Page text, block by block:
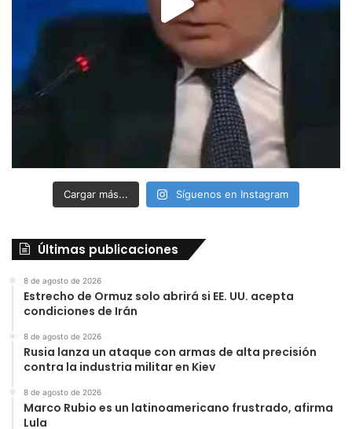
Cargar más... Síguenos en Instagram
Últimas publicaciones
8 de agosto de 2026
Estrecho de Ormuz solo abrirá si EE. UU. acepta
condiciones de Irán
8 de agosto de 2026
Rusia lanza un ataque con armas de alta precisión
contra la industria militar en Kiev
8 de agosto de 2026
Marco Rubio es un latinoamericano frustrado, afirma
Lula